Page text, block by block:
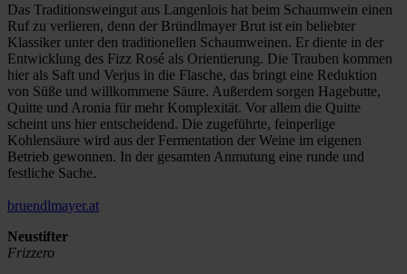
Das Traditionsweingut aus Langenlois hat beim Schaumwein einen
Ruf zu verlieren, denn der Bründlmayer Brut ist ein beliebter
Klassiker unter den traditionellen Schaumweinen. Er diente in der
Entwicklung des Fizz Rosé als Orientierung. Die Trauben kommen
hier als Saft und Verjus in die Flasche, das bringt eine Reduktion
von Süße und willkommene Säure. Außerdem sorgen Hagebutte,
Quitte und Aronia für mehr Komplexität. Vor allem die Quitte
scheint uns hier entscheidend. Die zugeführte, feinperlige
Kohlensäure wird aus der Fermentation der Weine im eigenen
Betrieb gewonnen. In der gesamten Anmutung eine runde und
festliche Sache.
bruendlmayer.at
Neustifter
Frizzero